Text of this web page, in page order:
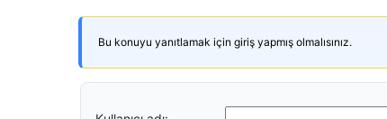
Bu konuyu yanıtlamak için giriş yapmış olmalısınız.